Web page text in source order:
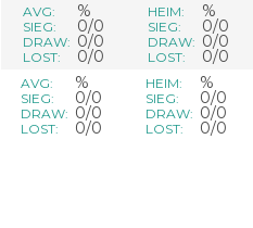
AVG: %
SIEG: 0/0
DRAW: 0/0
LOST: 0/0
HEIM: %
SIEG: 0/0
DRAW: 0/0
LOST: 0/0
AVG: %
SIEG: 0/0
DRAW: 0/0
LOST: 0/0
HEIM: %
SIEG: 0/0
DRAW: 0/0
LOST: 0/0